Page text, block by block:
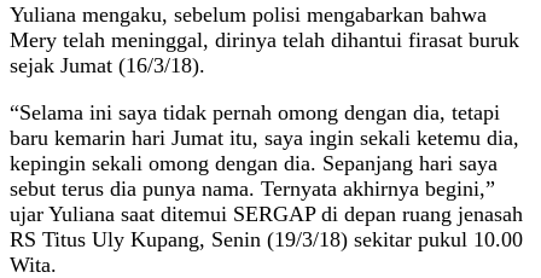
Yuliana mengaku, sebelum polisi mengabarkan bahwa
Mery telah meninggal, dirinya telah dihantui firasat buruk
sejak Jumat (16/3/18).
“Selama ini saya tidak pernah omong dengan dia, tetapi
baru kemarin hari Jumat itu, saya ingin sekali ketemu dia,
kepingin sekali omong dengan dia. Sepanjang hari saya
sebut terus dia punya nama. Ternyata akhirnya begini,”
ujar Yuliana saat ditemui SERGAP di depan ruang jenasah
RS Titus Uly Kupang, Senin (19/3/18) sekitar pukul 10.00
Wita.